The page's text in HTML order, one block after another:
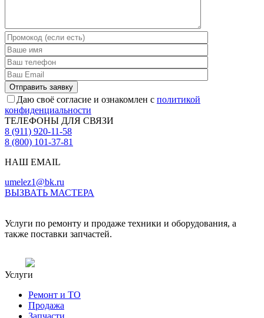
Даю своё согласие и ознакомлен с политикой
конфиденциальности
ТЕЛЕФОНЫ ДЛЯ СВЯЗИ
8 (911) 920-11-58
8 (800) 101-37-81
НАШ EMAIL
umelez1@bk.ru
ВЫЗВАТЬ МАСТЕРА
Услуги по ремонту и продаже техники и оборудования, а
также поставки запчастей.
Услуги
Ремонт и ТО
Продажа